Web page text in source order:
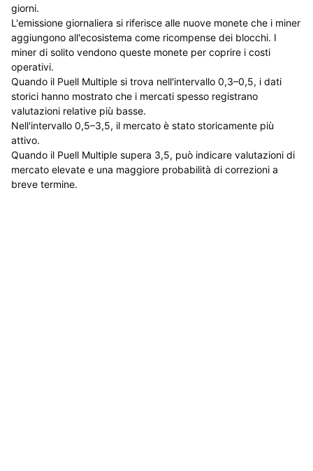
giorni.
L'emissione giornaliera si riferisce alle nuove monete che i miner
aggiungono all'ecosistema come ricompense dei blocchi. I
miner di solito vendono queste monete per coprire i costi
operativi.
Quando il Puell Multiple si trova nell'intervallo 0,3–0,5, i dati
storici hanno mostrato che i mercati spesso registrano
valutazioni relative più basse.
Nell'intervallo 0,5–3,5, il mercato è stato storicamente più
attivo.
Quando il Puell Multiple supera 3,5, può indicare valutazioni di
mercato elevate e una maggiore probabilità di correzioni a
breve termine.